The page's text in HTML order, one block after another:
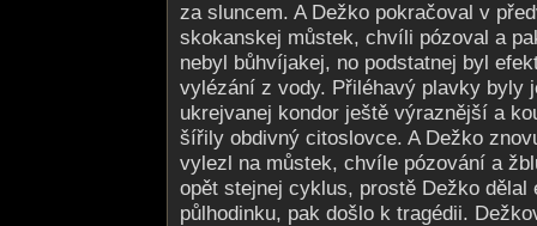
za sluncem. A Dežko pokračoval v
skokanskej můstek, chvíli pózoval a
nebyl bůhvíjakej, no podstatnej byl
vylézání z vody. Přiléhavý plavky byly
ukrejvanej kondor ještě výraznější a
šířily obdivný citoslovce. A Dežko
vylezl na můstek, chvíle pózování a
opět stejnej cyklus, prostě Dežko dělal
půlhodinku, pak došlo k tragédii.